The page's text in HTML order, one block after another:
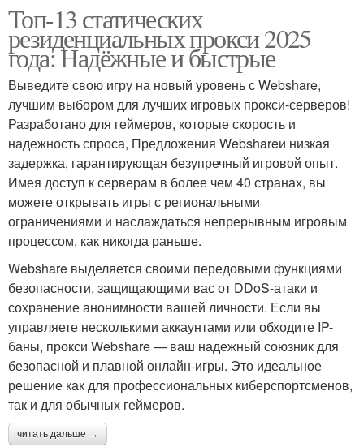
Топ-13 статических
резиденциальных прокси 2025
года: Надёжные и быстрые
Выведите свою игру на новый уровень с Webshare,
лучшим выбором для лучших игровых прокси-серверов!
Разработано для геймеров, которые скорость и
надежность спроса, Предложения Webshareи низкая
задержка, гарантирующая безупречный игровой опыт.
Имея доступ к серверам в более чем 40 странах, вы
можете открывать игры с региональными
ограничениями и наслаждаться непрерывным игровым
процессом, как никогда раньше.
Webshare выделяется своими передовыми функциями
безопасности, защищающими вас от DDoS-атаки и
сохранение анонимности вашей личности. Если вы
управляете несколькими аккаунтами или обходите IP-
баны, прокси Webshare — ваш надежный союзник для
безопасной и плавной онлайн-игры. Это идеальное
решение как для профессиональных киберспортсменов,
так и для обычных геймеров.
читать дальше →